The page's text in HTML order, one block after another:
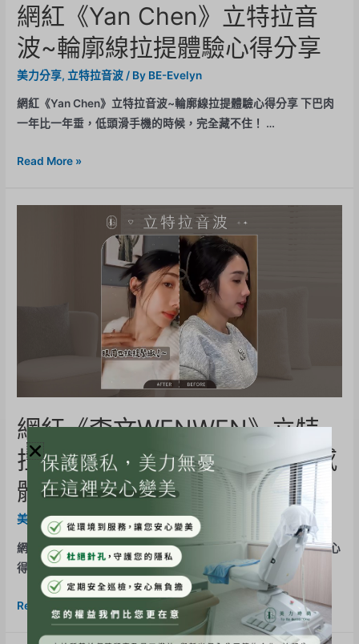
網紅《Yan Chen》立特拉音
波~輪廓線拉提體驗心得分享
美力分享, 立特拉音波 / By BE-Evelyn
網紅《Yan Chen》立特拉音波~輪廓線拉提體驗心得分享 下巴肉
一年比一年垂，低頭滑手機的時候，完全藏不住！ …
Read More »
網紅《李文WENWEN》立特
拉音波~下顎線+眼周緊緻有感
體驗心得分享
美力分享,立特拉音波/ ByBE-Evelyn
網紅《李文WENWEN》立特拉音波~下顎線+眼周緊緻有感體驗心
得分享 過年後真的太鬆弛了…結果雙下巴直接在影片 …
Read More »